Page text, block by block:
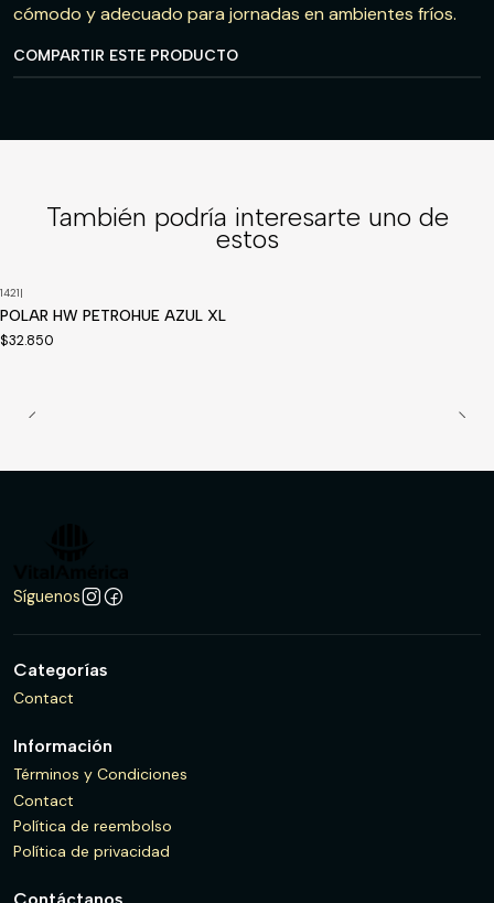
cómodo y adecuado para jornadas en ambientes fríos.
COMPARTIR ESTE PRODUCTO
También podría interesarte uno de
estos
1421|
POLAR HW PETROHUE AZUL XL
$32.850
Síguenos
Categorías
Contact
Información
Términos y Condiciones
Contact
Política de reembolso
Política de privacidad